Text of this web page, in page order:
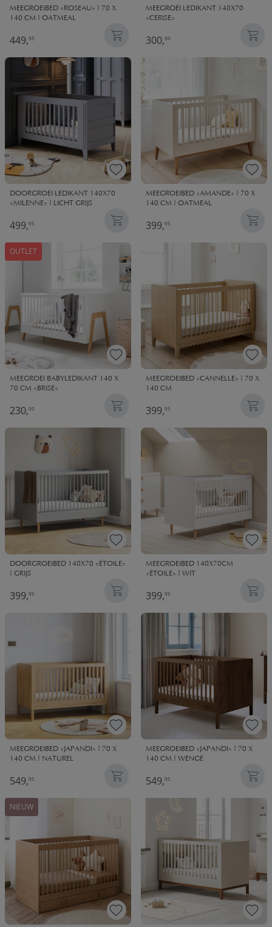
MEEGROEIBED «ROSEAU» | 70 X
140 CM | OATMEAL
449,95
MEEGROEI LEDIKANT 140X70
«CERISE»
300,00
DOORGROEI LEDIKANT 140X70
«MILENNE» | LICHT GRIJS
499,95
MEEGROEIBED «AMANDE» | 70 X
140 CM | OATMEAL
399,95
OUTLET
MEEGROEI BABYLEDIKANT 140 X
70 CM «BRISE»
230,00
MEEGROEIBED «CANNELLE» | 70 X
140 CM
399,95
DOORGROEIBED 140X70 «ÉTOILE»
| GRIJS
399,95
MEEGROEIBED 140X70CM
«ÉTOILE» | WIT
399,95
MEEGROEIBED «JAPANDI» | 70 X
140 CM | NATUREL
549,95
MEEGROEIBED «JAPANDI» | 70 X
140 CM | WENGE
549,95
NIEUW